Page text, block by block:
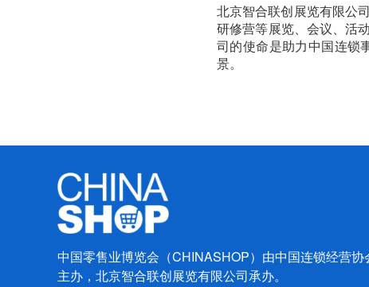
北京智合联创展览有限公
研修营等展览、会议、活
司的使命是助力中国连锁
景。
中国零售业博览会（CHINASHOP）由中国连锁经营
主办，北京智合联创展览有限公司承办。